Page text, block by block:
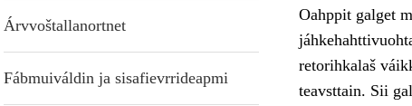
Árvvoštallanortnet
Fábmuiváldin ja sisafievrrideapmi
Oahppit galget
retorihkalaš
teavsttain. Sii